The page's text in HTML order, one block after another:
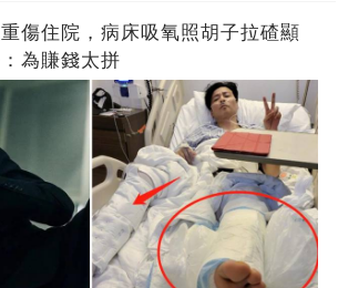
傷住院，病床吸氧照胡子拉碴顯
為賺錢太拼